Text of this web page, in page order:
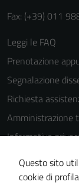
Fax: (+39) 011
Leggi le FAQ
Prenotazione
Segnalazione
Richiesta
Amministrazione
Informativa
Cookie Policy
Note legali
Questo sito
cookie di